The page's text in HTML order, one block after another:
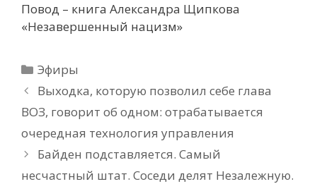
Повод – книга Александра Щипкова
«Незавершенный нацизм»
Рубрики
Эфиры
Выходка, которую позволил себе глава
ВОЗ, говорит об одном: отрабатывается
очередная технология управления
Байден подставляется. Самый
несчастный штат. Соседи делят Незалежную.